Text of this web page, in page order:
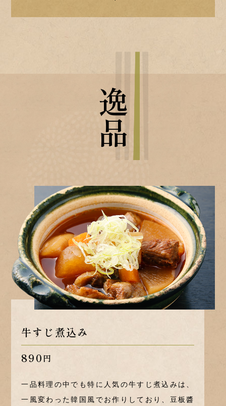
逸品
牛すじ煮込み
890 円
一品料理の中でも特に人気の牛すじ煮込みは、
一風変わった韓国風でお作りしており、豆板醬